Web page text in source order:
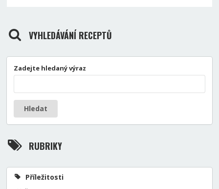
VYHLEDÁVÁNÍ RECEPTŮ
Zadejte hledaný výraz
Hledat
RUBRIKY
Příležitosti